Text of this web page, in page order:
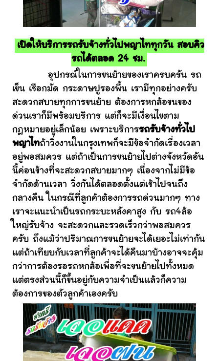
เปิดให้บริการรถรับจ้างทั่วไปพญาไททุกวัน สอบคิว
รถได้ตลอด 24 ชม.
อุปกรณ์ในการขนย้ายของเราครบครัน รถ
เข็น เชือกมัด กระดาษปูรองพื้น เรามีทุกอย่างครับ
สะดวกสบายทุกการขนย้าย ต้องการหกล้อขนของ
ด่วนเราก็มีพร้อมบริการ แต่ก็จะมีเงื่อนไขตาม
กฎหมายอยู่เล็กน้อย เพราะบริการรถรับจ้างทั่วไป
พญาไทถ้าวิ่งงานในกรุงเทพก็จะมีข้อจำกัดเรื่องเวลา
อยู่พอสมควร แต่ถ้าเป็นการขนย้ายไปต่างจังหวัดอัน
นี้ค่อนข้างที่จะสะดวกสบายมากๆ เนื่องจากไม่มีข้อ
จำกัดด้านเวลา วิ่งกันได้ตลอดตั้งแต่เช้าไปจนถึง
กลางคืน ในกรณีที่ลูกค้าต้องการรถด่วนมากๆ ทาง
เราจะแนะนำเป็นรถกระบะหลังคาสูง กับ รถ4ล้อ
ใหญ่รับจ้าง จะสะดวกและรวดเร็วกว่าพอสมควร
ครับ ถึงแม้ว่าปริมาณการขนย้ายจะได้เยอะไม่เท่ากัน
แต่ถ้าเทียบกับเวลาที่ลูกค้าจะได้คืนมาบ้างอาจจะคุ้ม
กว่าการต้องรอรถหกล้อเพื่อที่จะขนย้ายไปทั้งหมด
แต่ตรงส่วนนี้ก็ขึ้นอยู่กับความจำเป็นแล้วก็ความ
ต้องการของตัวลูกค้าเองครับ